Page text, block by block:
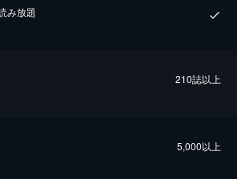
み放題
210誌以上
5,000以上